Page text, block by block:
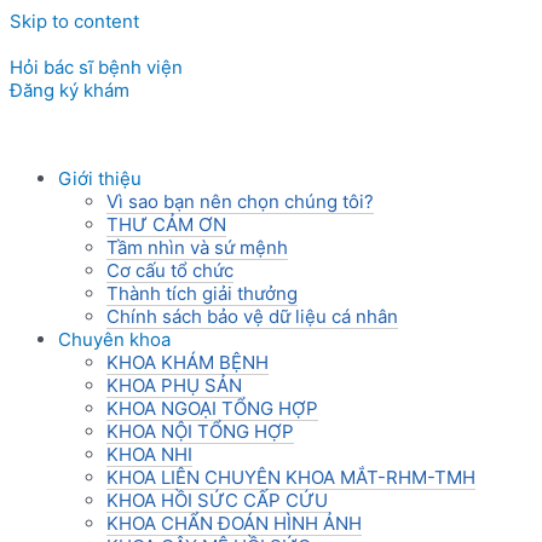
Skip to content
Hỏi bác sĩ bệnh viện
Đăng ký khám
Giới thiệu
Vì sao bạn nên chọn chúng tôi?
THƯ CẢM ƠN
Tầm nhìn và sứ mệnh
Cơ cấu tổ chức
Thành tích giải thưởng
Chính sách bảo vệ dữ liệu cá nhân
Chuyên khoa
KHOA KHÁM BỆNH
KHOA PHỤ SẢN
KHOA NGOẠI TỔNG HỢP
KHOA NỘI TỔNG HỢP
KHOA NHI
KHOA LIÊN CHUYÊN KHOA MẮT-RHM-TMH
KHOA HỒI SỨC CẤP CỨU
KHOA CHẨN ĐOÁN HÌNH ẢNH